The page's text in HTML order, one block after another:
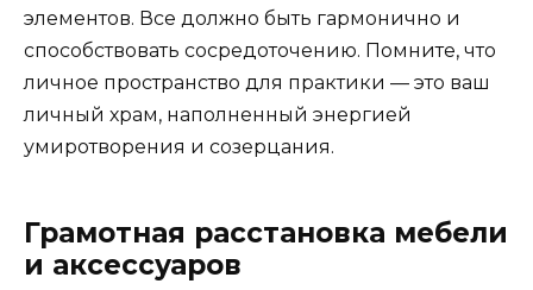
элементов. Все должно быть гармонично и
способствовать сосредоточению. Помните, что
личное пространство для практики — это ваш
личный храм, наполненный энергией
умиротворения и созерцания.
Грамотная расстановка мебели
и аксессуаров